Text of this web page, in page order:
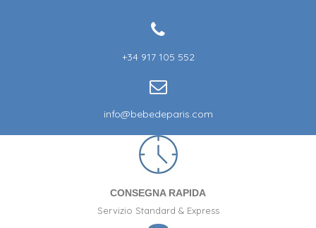
+34 917 105 552
info@bebedeparis.com
CONSEGNA RAPIDA
Servizio Standard & Express